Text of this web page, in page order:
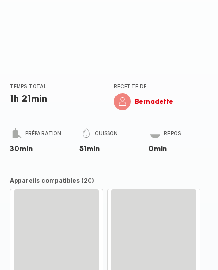
TEMPS TOTAL
1h 21min
RECETTE DE
Bernadette
PRÉPARATION
30min
CUISSON
51min
REPOS
0min
Appareils compatibles (20)